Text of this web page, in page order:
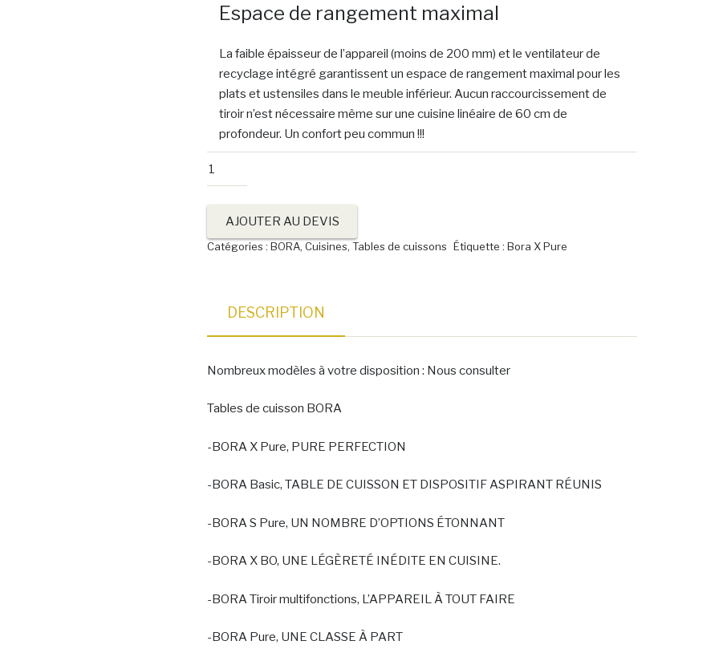
Espace de rangement maximal
La faible épaisseur de l’appareil (moins de 200 mm) et le ventilateur de
recyclage intégré garantissent un espace de rangement maximal pour les
plats et ustensiles dans le meuble inférieur. Aucun raccourcissement de
tiroir n’est nécessaire même sur une cuisine linéaire de 60 cm de
profondeur. Un confort peu commun !!!
quantité
PUREAJOUTER AU DEVIS
Catégories :BORA,Cuisines,Tables de cuissons Étiquette :Bora X Pure
DESCRIPTION
Nombreux modèles à votre disposition : Nous consulter
Tables de cuisson BORA
-BORA X Pure, PURE PERFECTION
-BORA Basic, TABLE DE CUISSON ET DISPOSITIF ASPIRANT RÉUNIS
-BORA S Pure, UN NOMBRE D’OPTIONS ÉTONNANT
-BORA X BO, UNE LÉGÈRETÉ INÉDITE EN CUISINE.
-BORA Tiroir multifonctions, L’APPAREIL À TOUT FAIRE
-BORA Pure, UNE CLASSE À PART